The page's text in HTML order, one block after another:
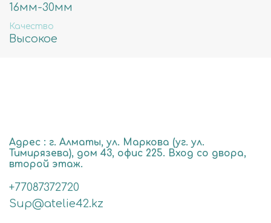
16мм-30мм
Качество
Высокое
Адрес : г. Алматы, ул. Маркова (уг. ул.
Тимирязева), дом 43, офис 225. Вход со двора,
второй этаж.
+77087372720
Sup@atelie42.kz